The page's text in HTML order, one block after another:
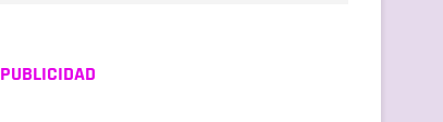
PUBLICIDAD